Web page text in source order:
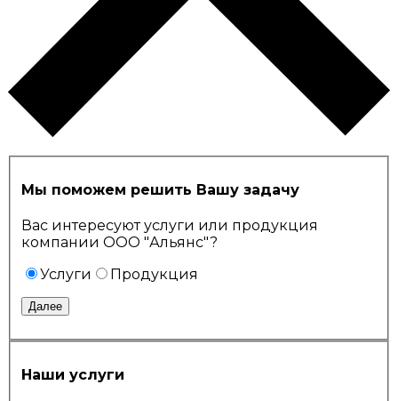
Мы поможем решить Вашу задачу
Вас интересуют услуги или продукция
компании ООО "Альянс"?
Услуги
Продукция
Далее
Наши услуги